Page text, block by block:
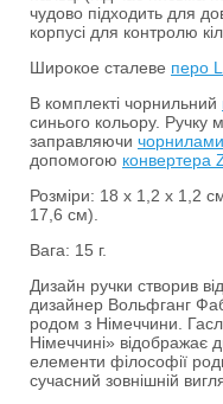
чудово підходить для
корпусі для контролю
Широкое сталеве перо
В комплекті чорнильний
синього кольору. Ручку
заправляючи чорнилами
допомогою конвертера
Розміри: 18 х 1,2 х 1,2
17,6 см).
Вага: 15 г.
Дизайн ручки створив
дизайнер Вольфганг
родом з Німеччини.
Німеччині» відображає
елементи філософії
сучасний зовнішній